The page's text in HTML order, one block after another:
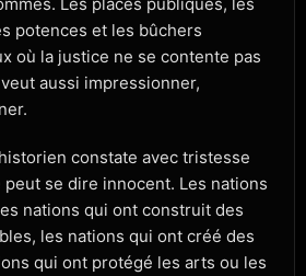
Les places publiques, les
potences et les bûchers
où la justice ne se contente pas
aussi impressionner,
constate avec tristesse
peut se dire innocent. Les nations
nations qui ont construit des
les nations qui ont créé des
qui ont protégé les arts ou les